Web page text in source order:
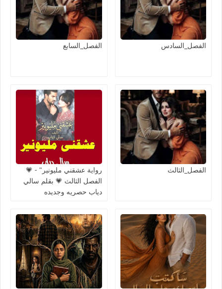
الفصل_السادس الفصل_السابع
الفصل_الثالث
رواية عشقني مليونير" - 💗
الفصل الثالث 💗 بقلم سالي
دياب حصريه وجديده